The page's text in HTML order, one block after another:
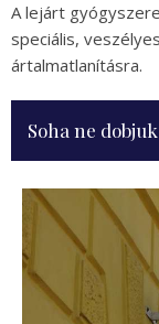
A lejárt
speciális,
ártalmatlanításra.
Soha ne